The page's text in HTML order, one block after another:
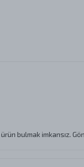
bulmak imkansız.